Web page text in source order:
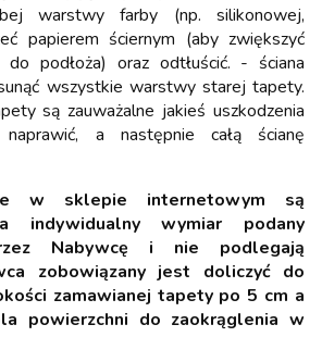
warstwy farby (np. silikonowej,
papierem ściernym (aby zwiększyć
do podłoża) oraz odtłuścić. - ściana
wszystkie warstwy starej tapety.
są zauważalne jakieś uszkodzenia
a następnie całą ścianę
w sklepie internetowym są
indywidualny wymiar podany
Nabywcę i nie podlegają
zobowiązany jest doliczyć do
zamawianej tapety po 5 cm a
powierzchni do zaokrąglenia w